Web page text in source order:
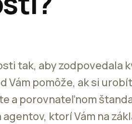
tak, aby zodpovedala
Vám pomôže, ak si
a porovnateľnom
ktorí Vám na